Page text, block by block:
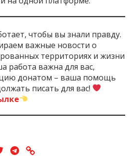
чтобы вы знали правду.
важные новости о
территориях и жизни
работа важна для вас,
донатом – ваша помощь
писать для вас!